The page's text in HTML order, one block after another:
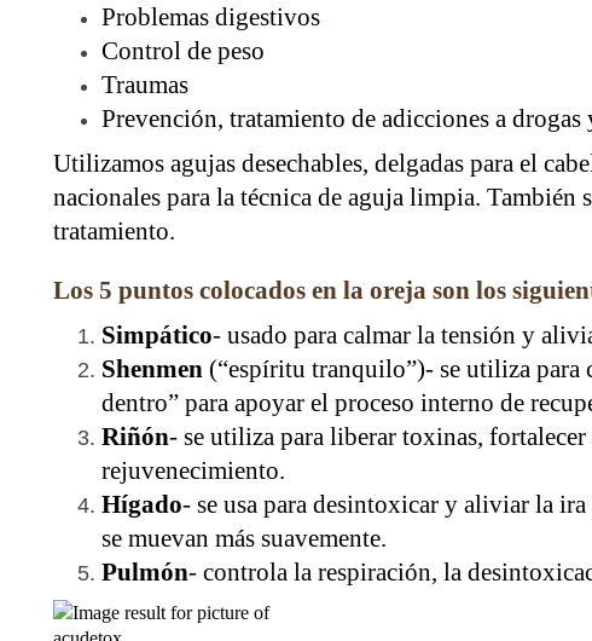
Problemas digestivos
Control de peso
Traumas
Prevención, tratamiento de adicciones a drogas
Utilizamos agujas desechables, delgadas para el
nacionales para la técnica de aguja limpia.
tratamiento.
Los 5 puntos colocados en la oreja son los
Simpático- usado para calmar la tensión y
Shenmen (“espíritu tranquilo”)- se utiliza para
dentro” para apoyar el proceso interno de
Riñón- se utiliza para liberar toxinas,
rejuvenecimiento.
Hígado- se usa para desintoxicar y aliviar la
se muevan más suavemente.
Pulmón- controla la respiración, la